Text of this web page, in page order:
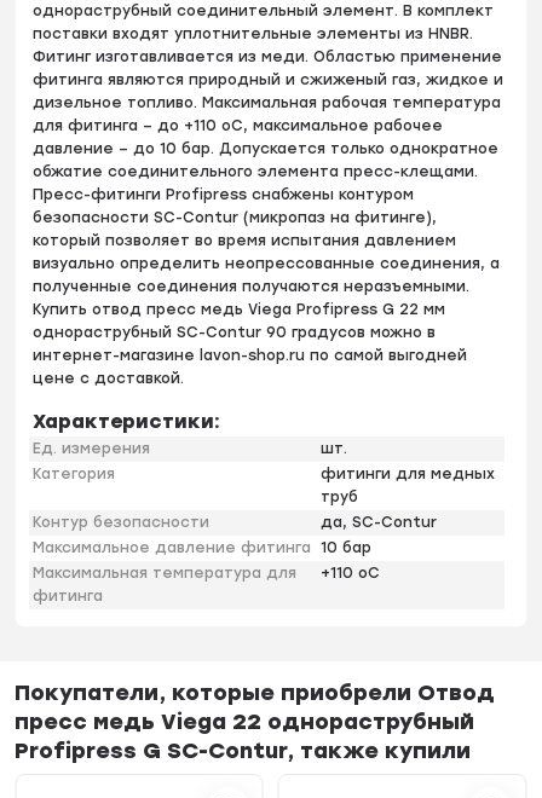
однораструбный соединительный элемент. В комплект
поставки входят уплотнительные элементы из HNBR.
Фитинг изготавливается из меди. Областью применение
фитинга являются природный и сжиженый газ, жидкое и
дизельное топливо. Максимальная рабочая температура
для фитинга – до +110 оС, максимальное рабочее
давление – до 10 бар. Допускается только однократное
обжатие соединительного элемента пресс-клещами.
Пресс-фитинги Profipress снабжены контуром
безопасности SC-Contur (микропаз на фитинге),
который позволяет во время испытания давлением
визуально определить неопрессованные соединения, а
полученные соединения получаются неразъемными.
Купить отвод пресс медь Viega Profipress G 22 мм
однораструбный SC-Contur 90 градусов можно в
интернет-магазине lavon-shop.ru по самой выгодней
цене с доставкой.
Характеристики:
Ед. измерения
шт.
Категория
фитинги для медных
труб
Контур безопасности
да, SC-Contur
Максимальное давление фитинга
10 бар
Максимальная температура для
фитинга
+110 оС
Покупатели, которые приобрели Отвод
пресс медь Viega 22 однораструбный
Profipress G SC-Contur, также купили